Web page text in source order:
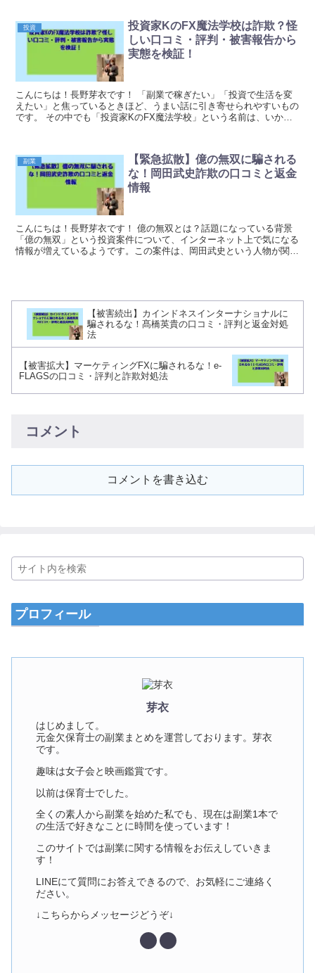
投資
投資家KのFX魔法学校は詐欺？怪
しい口コミ・評判・被害報告から
実態を検証！
こんにちは！長野芽衣です！ 「副業で稼ぎたい」「投資で生活を変
えたい」と焦っているときほど、うまい話に引き寄せられやすいもの
です。 その中でも「投資家KのFX魔法学校」という名前は、いかに
副業
【緊急拡散】億の無双に騙される
な！岡田武史詐欺の口コミと返金
情報
こんにちは！長野芽衣です！ 億の無双とは？話題になっている背景
「億の無双」という投資案件について、インターネット上で気になる
情報が増えているようです。この案件は、岡田武史という人物が関わ
【被害続出】カインドネスインターナショナルに
騙されるな！髙橋英貴の口コミ・評判と返金対処
法
【被害拡大】マーケティングFXに騙されるな！e-
FLAGSの口コミ・評判と詐欺対処法
コメント
コメントを書き込む
プロフィール
芽衣
はじめまして。
元金欠保育士の副業まとめを運営しております。芽衣
です。
趣味は女子会と映画鑑賞です。
以前は保育士でした。
全くの素人から副業を始めた私でも、現在は副業1本で
の生活で好きなことに時間を使っています！
このサイトでは副業に関する情報をお伝えしていきま
す！
LINEにて質問にお答えできるので、お気軽にご連絡く
ださい。
↓こちらからメッセージどうぞ↓